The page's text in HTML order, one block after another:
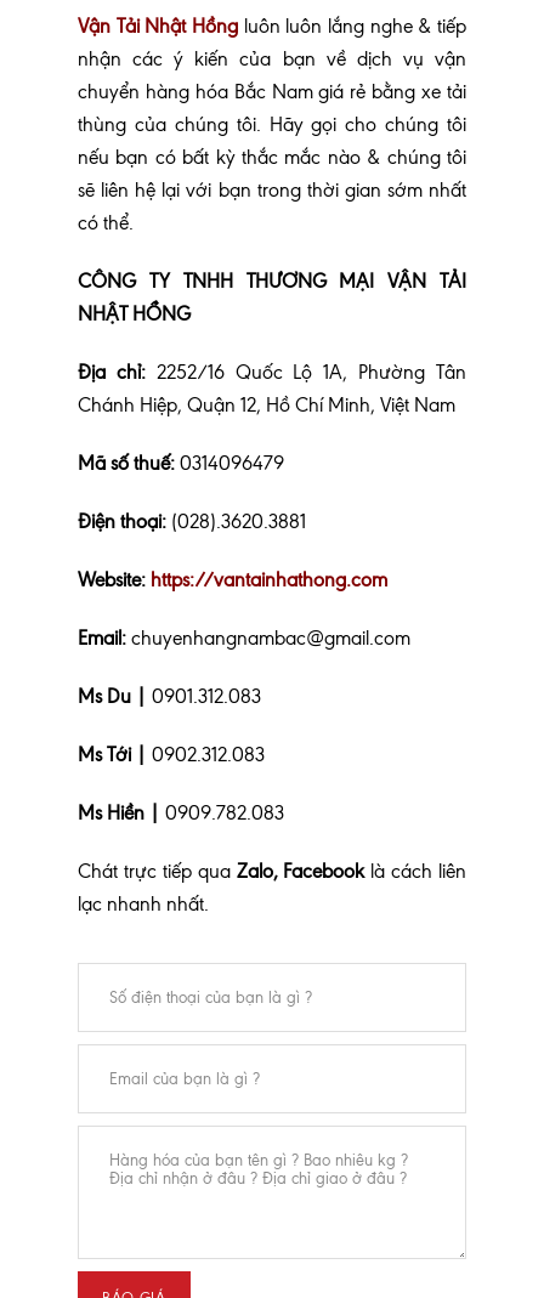
Vận Tải Nhật Hồng luôn luôn lắng nghe & tiếp
nhận các ý kiến của bạn về dịch vụ vận
chuyển hàng hóa Bắc Nam giá rẻ bằng xe tải
thùng của chúng tôi. Hãy gọi cho chúng tôi
nếu bạn có bất kỳ thắc mắc nào & chúng tôi
sẽ liên hệ lại với bạn trong thời gian sớm nhất
có thể.
CÔNG TY TNHH THƯƠNG MẠI VẬN TẢI
NHẬT HỒNG
Địa chỉ:2252/16 Quốc Lộ 1A, Phường Tân
Chánh Hiệp, Quận 12, Hồ Chí Minh, Việt Nam
Mã số thuế: 0314096479
Điện thoại: (028).3620.3881
Website: https://vantainhathong.com
Email: chuyenhangnambac@gmail.com
Ms Du | 0901.312.083
Ms Tới | 0902.312.083
Ms Hiền | 0909.782.083
Chát trực tiếp qua Zalo, Facebooklà cách liên
lạc nhanh nhất.